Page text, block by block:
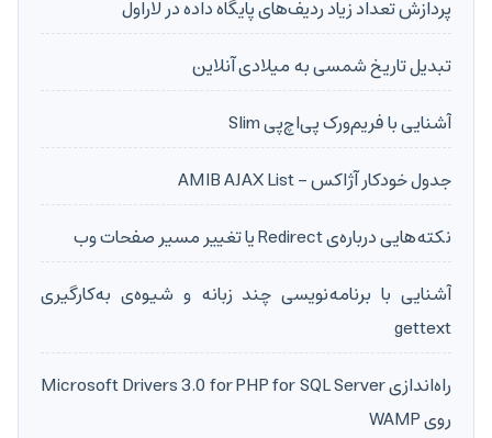
پردازش تعداد زیاد ردیف‌های پایگاه داده در لاراول
تبدیل تاریخ شمسی به میلادی آنلاین
آشنایی با فریم‌ورک پی‌اچ‌پی Slim
جدول خودکار آژاکس - AMIB AJAX List
نکته‌هایی درباره‌ی Redirect یا تغییر مسیر صفحات وب
آشنایی با برنامه‌نویسی چند زبانه و شیوه‌ی به‌کارگیری
gettext
راه‌اندازی Microsoft Drivers 3.0 for PHP for SQL Server
روی WAMP